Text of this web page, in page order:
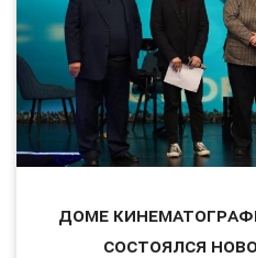
Доме
состоялся